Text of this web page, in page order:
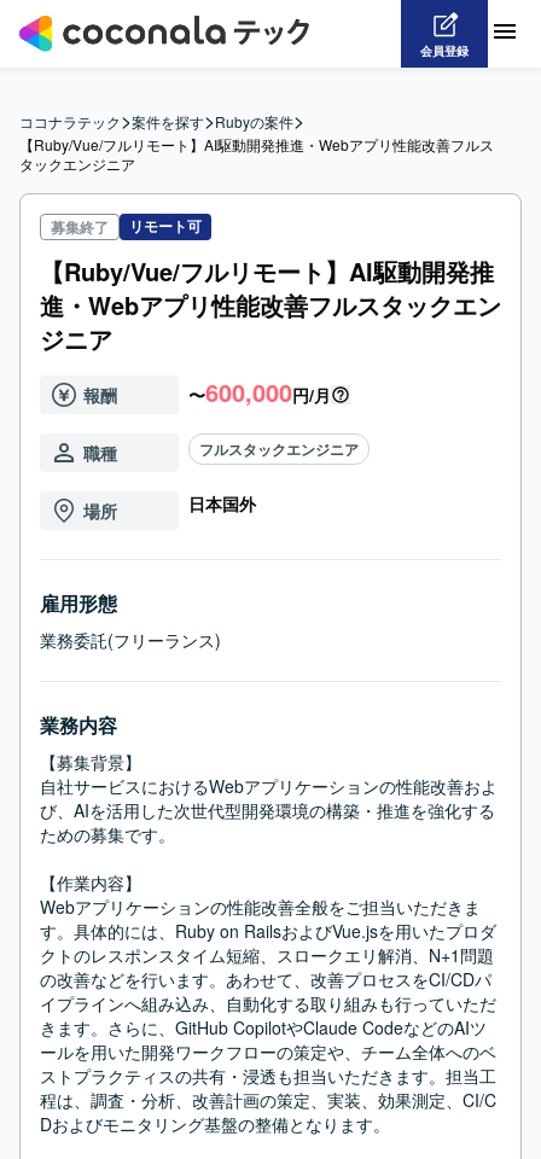
会員登録
ココナラテック>案件を探す>Rubyの案件>
【Ruby/Vue/フルリモート】AI駆動開発推進・Webアプリ性能改善フルス
タックエンジニア
募集終了 リモート可
【Ruby/Vue/フルリモート】AI駆動開発推
進・Webアプリ性能改善フルスタックエン
ジニア
報酬 〜600,000円/月
職種 フルスタックエンジニア
場所 日本国外
雇用形態
業務委託(フリーランス)
業務内容
【募集背景】
自社サービスにおけるWebアプリケーションの性能改善およ
び、AIを活用した次世代型開発環境の構築・推進を強化する
ための募集です。
【作業内容】
Webアプリケーションの性能改善全般をご担当いただきま
す。具体的には、Ruby on RailsおよびVue.jsを用いたプロダ
クトのレスポンスタイム短縮、スロークエリ解消、N+1問題
の改善などを行います。あわせて、改善プロセスをCI/CDパ
イプラインへ組み込み、自動化する取り組みも行っていただ
きます。さらに、GitHub CopilotやClaude CodeなどのAIツ
ールを用いた開発ワークフローの策定や、チーム全体へのベ
ストプラクティスの共有・浸透も担当いただきます。担当工
程は、調査・分析、改善計画の策定、実装、効果測定、CI/C
Dおよびモニタリング基盤の整備となります。